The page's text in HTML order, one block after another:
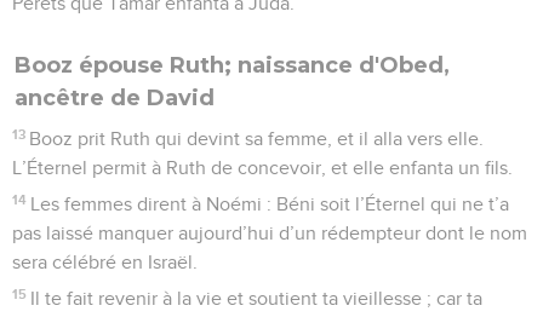
Booz épouse Ruth; naissance d'Obed,
ancêtre de David
13 Booz prit Ruth qui devint sa femme, et il alla vers elle.
L’Éternel permit à Ruth de concevoir, et elle enfanta un fils.
14 Les femmes dirent à Noémi : Béni soit l’Éternel qui ne t’a
pas laissé manquer aujourd’hui d’un rédempteur dont le nom
sera célébré en Israël.
15 Il te fait revenir à la vie et soutient ta vieillesse ; car ta